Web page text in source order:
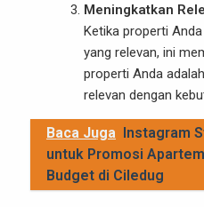
Meningkatkan
Ketika properti
yang relevan, ini
properti Anda
relevan dengan
Baca Juga Instagram
untuk Promosi
Budget di Ciledug